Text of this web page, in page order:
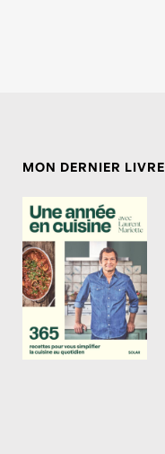
MON DERNIER LIVRE